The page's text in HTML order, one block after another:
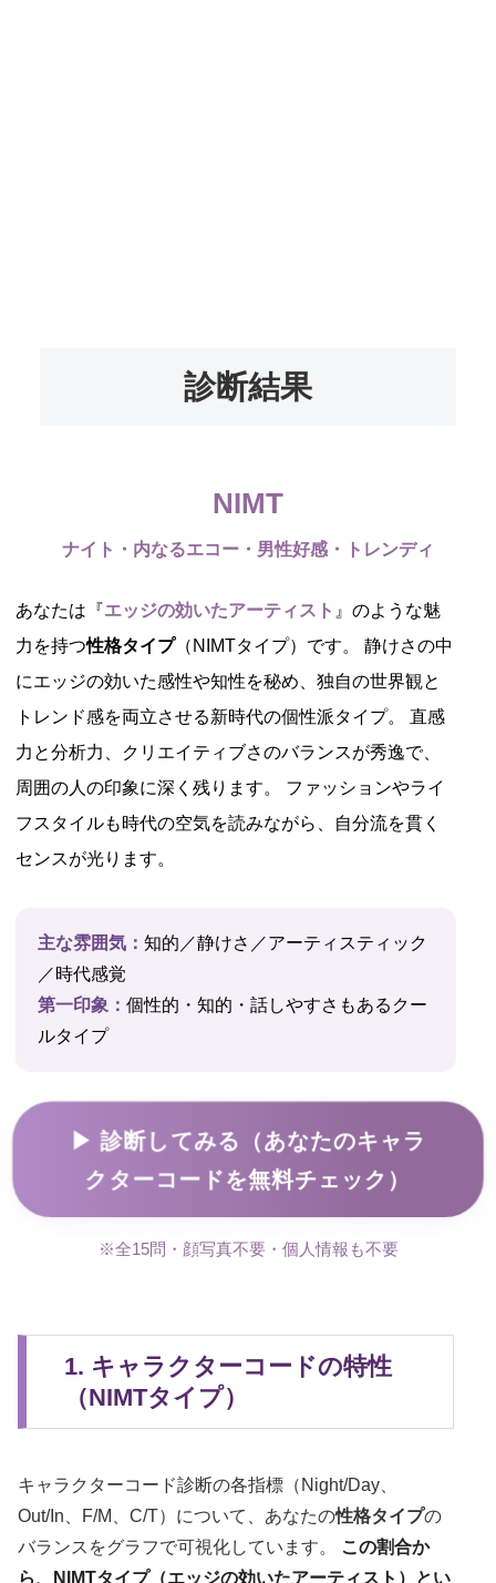
診断結果
NIMT
ナイト・内なるエコー・男性好感・トレンディ
あなたは『エッジの効いたアーティスト 』のような魅
力を持つ性格タイプ（NIMTタイプ）です。 静けさの中
にエッジの効いた感性や知性を秘め、独自の世界観と
トレンド感を両立させる新時代の個性派タイプ。 直感
力と分析力、クリエイティブさのバランスが秀逸で、
周囲の人の印象に深く残ります。 ファッションやライ
フスタイルも時代の空気を読みながら、自分流を貫く
センスが光ります。
主な雰囲気： 知的／静けさ／アーティスティック
／時代感覚
第一印象： 個性的・知的・話しやすさもあるクー
ルタイプ
▶ 診断してみる（あなたのキャラ
クターコードを無料チェック）
※全15問・顔写真不要・個人情報も不要
1. キャラクターコードの特性
（NIMTタイプ）
キャラクターコード診断の各指標（Night/Day、
Out/In、F/M、C/T）について、あなたの性格タイプの
バランスをグラフで可視化しています。
この割合か
ら、NIMTタイプ（エッジの効いたアーティスト）とい